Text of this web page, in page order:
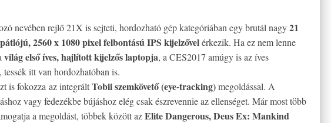
nevében rejlő 21X is sejteti, hordozható gép kategóriában egy brutál nagy21
2560 x 1080 pixel felbontású IPS kijelzővelérkezik. Ha ez nem lenne
világ első íves, hajlított kijelzős laptopja, a CES2017 amúgy is az íves
itt van hordozhatóban is.
is fokozza az integráltTobii szemkövető (eye-tracking)megoldással. A
vagy fedezékbe bújáshoz elég csak észrevennie az ellenséget. Már most több
a megoldást, többek között azElite Dangerous, Deus Ex: Mankind